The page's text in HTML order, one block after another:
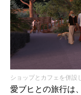
ショップとカフェを併設
愛ブヒとの旅行は